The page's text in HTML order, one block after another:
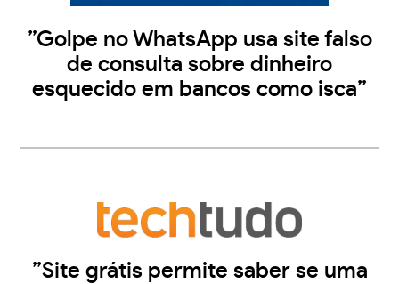
”Golpe no WhatsApp usa site falso
de consulta sobre dinheiro
esquecido em bancos como isca”
”Site grátis permite saber se uma